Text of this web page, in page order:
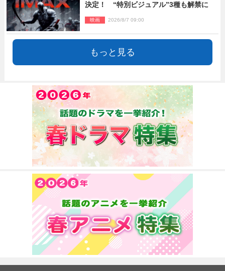
決定！ “特別ビジュアル”3種も解禁に
映画 2026/8/7 09:00
もっと見る